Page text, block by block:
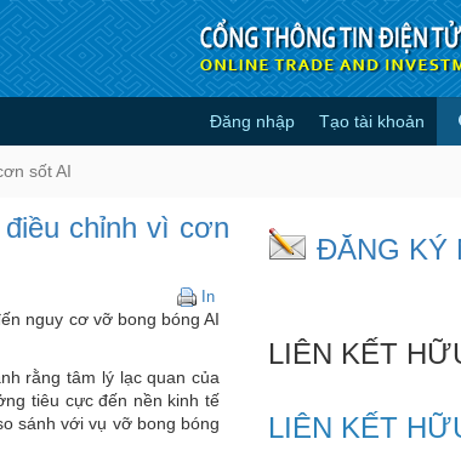
đột ngột điều chỉnh vì cơn
Đăng nhập Tạo tài khoản
sốt AI
chỉnh vì cơn
InIMF
và
báo
nguy
cơ
nguy cơ vỡ bong bóng AI
rằng tâm lý lạc quan của
tiêu cực đến nền kinh tế
sánh với vụ vỡ bong bóng
ĐĂNG KÝ
LIÊN KẾT
LIÊN KẾT